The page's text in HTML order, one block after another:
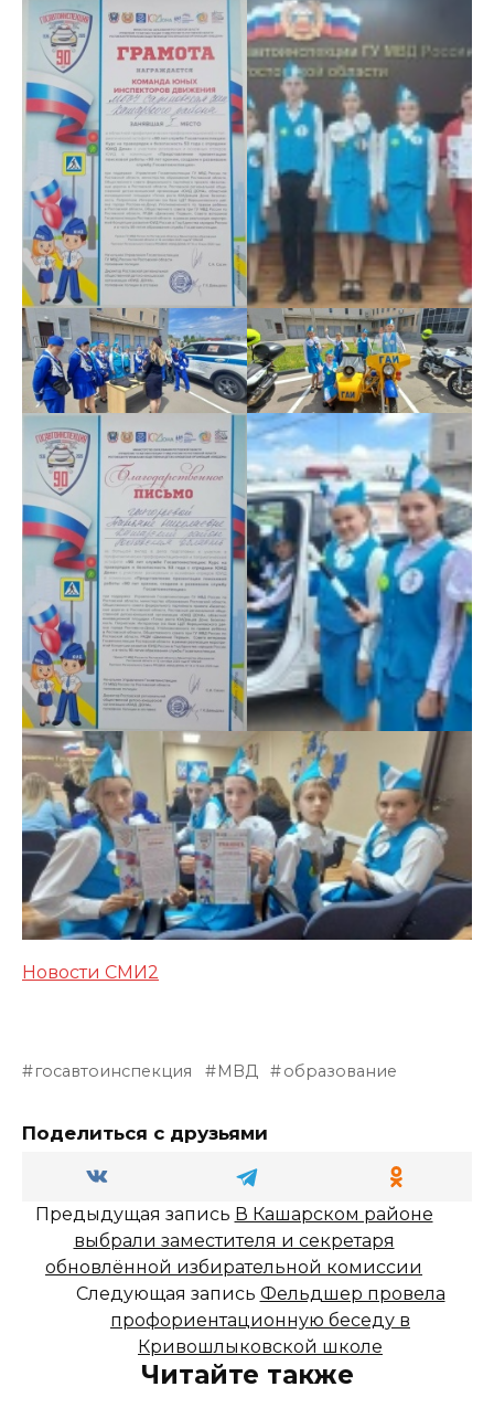
Новости СМИ2
госавтоинспекция МВД образование
Поделиться с друзьями
Предыдущая запись В Кашарском районе
выбрали заместителя и секретаря
обновлённой избирательной комиссии
Следующая запись Фельдшер провела
профориентационную беседу в
Кривошлыковской школе
Читайте также